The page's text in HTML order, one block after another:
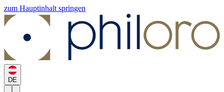
zum Hauptinhalt springen
DE